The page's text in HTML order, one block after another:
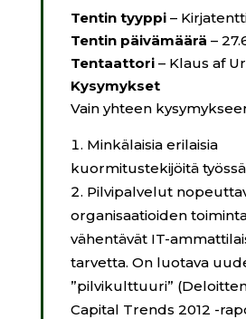
Tentin tyyppi–
Tentin päivämäärä –
Tentaattori– Klaus af
Kysymykset
Vain yhteen
Minkälaisia erilaisia
kuormitustekijöitä
Pilvipalvelut
organisaatioiden
vähentävät IT-
tarvetta. On luotava
”pilvikulttuuri”
Capital Trends 2012 -